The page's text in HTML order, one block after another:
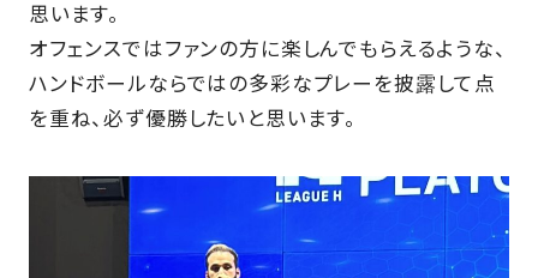
FAQ
思います。
オフェンスではファンの方に楽しんでもらえるような、
ハンドボールならではの多彩なプレーを披露して点
を重ね、必ず優勝したいと思います。